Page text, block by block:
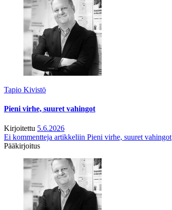
Tapio Kivistö
Pieni virhe, suuret vahingot
Kirjoitettu 5.6.2026
Ei kommentteja artikkeliin Pieni virhe, suuret vahingot
Pääkirjoitus